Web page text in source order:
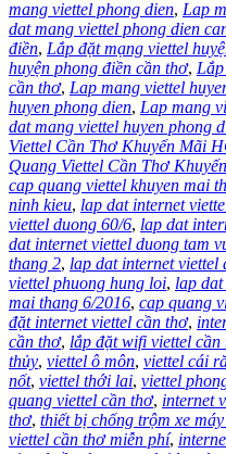
mang viettel phong dien, Lap
dat mang viettel phong dien
điền, Lắp đặt mạng viettel
huyện phong điền cần thơ,
cần thơ, Lap mang viettel
huyen phong dien, Lap mang
dat mang viettel huyen phong
Viettel Cần Thơ Khuyến Mãi
Quang Viettel Cần Thơ
cap quang viettel khuyen mai
ninh kieu, lap dat internet
viettel duong 60/6, lap dat
dat internet viettel duong tam
thang 2, lap dat internet viettel
viettel phuong hung loi, lap
mai thang 6/2016, cap quang
đặt internet viettel cần thơ,
cần thơ, lắp đặt wifi viettel cần
thủy, viettel ô môn, viettel cái
nốt, viettel thới lai, viettel
quang viettel cần thơ, internet
thơ, thiết bị chống trộm xe
viettel cần thơ miễn phí,